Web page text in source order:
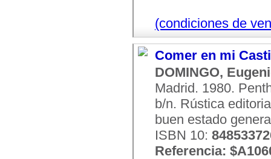
(condiciones de
Comer en mi
DOMINGO,
Madrid. 1980.
b/n. Rústica
buen estado
ISBN 10:
Referencia: